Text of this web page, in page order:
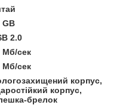
GB
2.0
Мб/сек
Мб/сек
корпус,
корпус,
брелок